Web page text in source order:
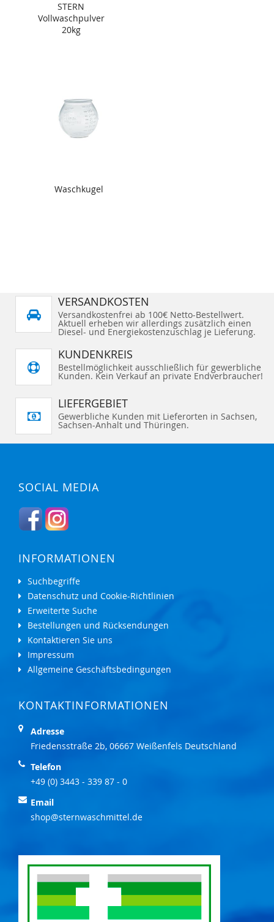
STERN
Vollwaschpulver
20kg
Waschkugel
VERSANDKOSTEN
Versandkostenfrei ab 100€ Netto-Bestellwert.
Aktuell erheben wir allerdings zusätzlich einen
Diesel- und Energiekostenzuschlag je Lieferung.
KUNDENKREIS
Bestellmöglichkeit ausschließlich für gewerbliche
Kunden. Kein Verkauf an private Endverbraucher!
LIEFERGEBIET
Gewerbliche Kunden mit Lieferorten in Sachsen,
Sachsen-Anhalt und Thüringen.
SOCIAL MEDIA
INFORMATIONEN
Suchbegriffe
Datenschutz und Cookie-Richtlinien
Erweiterte Suche
Bestellungen und Rücksendungen
Kontaktieren Sie uns
Impressum
Allgemeine Geschäftsbedingungen
KONTAKTINFORMATIONEN
Adresse
Friedensstraße 2b, 06667 Weißenfels Deutschland
Telefon
+49 (0) 3443 - 339 87 - 0
Email
shop@sternwaschmittel.de